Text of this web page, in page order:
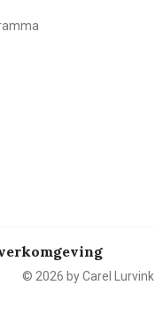
© 2026 by Carel Lurvink